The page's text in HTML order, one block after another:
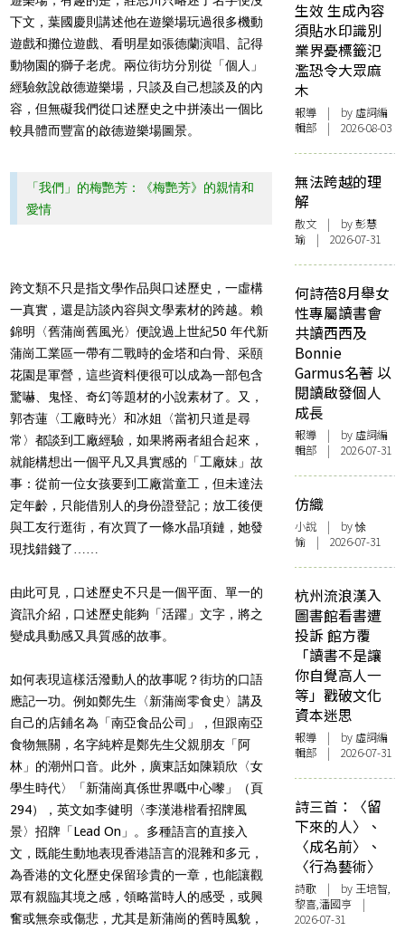
下文，葉國慶則講述他在遊樂場玩過很多機動
遊戲和攤位遊戲、看明星如張德蘭演唱、記得
動物園的獅子老虎。兩位街坊分別從「個人」
經驗敘說啟德遊樂場，只談及自己想談及的內
容，但無礙我們從口述歷史之中拼湊出一個比
較具體而豐富的啟德遊樂場圖景。
「我們」的梅艷芳：《梅艷芳》的親情和
愛情
跨文類不只是指文學作品與口述歷史，一虛構
一真實，還是訪談內容與文學素材的跨越。賴
錦明〈舊蒲崗舊風光〉便說過上世紀50 年代新
蒲崗工業區一帶有二戰時的金塔和白骨、采頤
花園是軍營，這些資料便很可以成為一部包含
驚嚇、鬼怪、奇幻等題材的小說素材了。又，
郭杏蓮〈工廠時光〉和冰姐〈當初只道是尋
常〉都談到工廠經驗，如果將兩者組合起來，
就能構想出一個平凡又具實感的「工廠妹」故
事：從前一位女孩要到工廠當童工，但未達法
定年齡，只能借別人的身份證登記；放工後便
與工友行逛街，有次買了一條水晶項鏈，她發
現找錯錢了……
由此可見，口述歷史不只是一個平面、單一的
資訊介紹，口述歷史能夠「活躍」文字，將之
變成具動感又具質感的故事。
如何表現這樣活潑動人的故事呢？街坊的口語
應記一功。例如鄭先生〈新蒲崗零食史〉講及
自己的店鋪名為「南亞食品公司」，但跟南亞
食物無關，名字純粹是鄭先生父親朋友「阿
林」的潮州口音。此外，廣東話如陳穎欣〈女
學生時代〉「新蒲崗真係世界嘅中心嚟」（頁
294），英文如李健明〈李漢港楷看招牌風
景〉招牌「Lead On」。多種語言的直接入
文，既能生動地表現香港語言的混雜和多元，
為香港的文化歷史保留珍貴的一章，也能讓觀
眾有親臨其境之感，領略當時人的感受，或興
奮或無奈或傷悲，尤其是新蒲崗的舊時風貌，
生效 生成內容
須貼水印識別
業界憂標籤氾
濫恐令大眾麻
木
報導 | by 虛詞編
輯部 | 2026-08-03
無法跨越的理
解
散文 | by 彭慧
瑜 | 2026-07-31
何詩蓓8月舉女
性專屬讀書會
共讀西西及
Bonnie
Garmus名著 以
閱讀啟發個人
成長
報導 | by 虛詞編
輯部 | 2026-07-31
仿織
小說 | by 悇
愉 | 2026-07-31
杭州流浪漢入
圖書館看書遭
投訴 館方覆
「讀書不是讓
你自覺高人一
等」戳破文化
資本迷思
報導 | by 虛詞編
輯部 | 2026-07-31
詩三首：〈留
下來的人〉、
〈成名前〉、
〈行為藝術〉
詩歌 | by 王培智,
黎喜,潘國亨 |
2026-07-31